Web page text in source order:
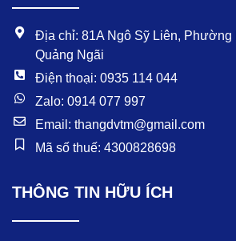
o
e
Địa chỉ: 81A Ngô Sỹ Liên, Phường
Quảng Ngãi
Điện thoại: 0935 114 044
Zalo: 0914 077 997
Email: thangdvtm@gmail.com
Mã số thuế: 4300828698
THÔNG TIN HỮU ÍCH